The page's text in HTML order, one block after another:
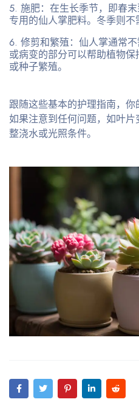
施肥：在生长季节，即春
专用的仙人掌肥料。冬季则不
修剪和繁殖：仙人掌通常
或病变的部分可以帮助植物
或种子繁殖。
跟随这些基本的护理指南，你
如果注意到任何问题，如叶
整浇水或光照条件。